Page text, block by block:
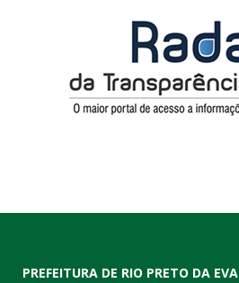
PREFEITURA DE RIO PRETO DA EVA